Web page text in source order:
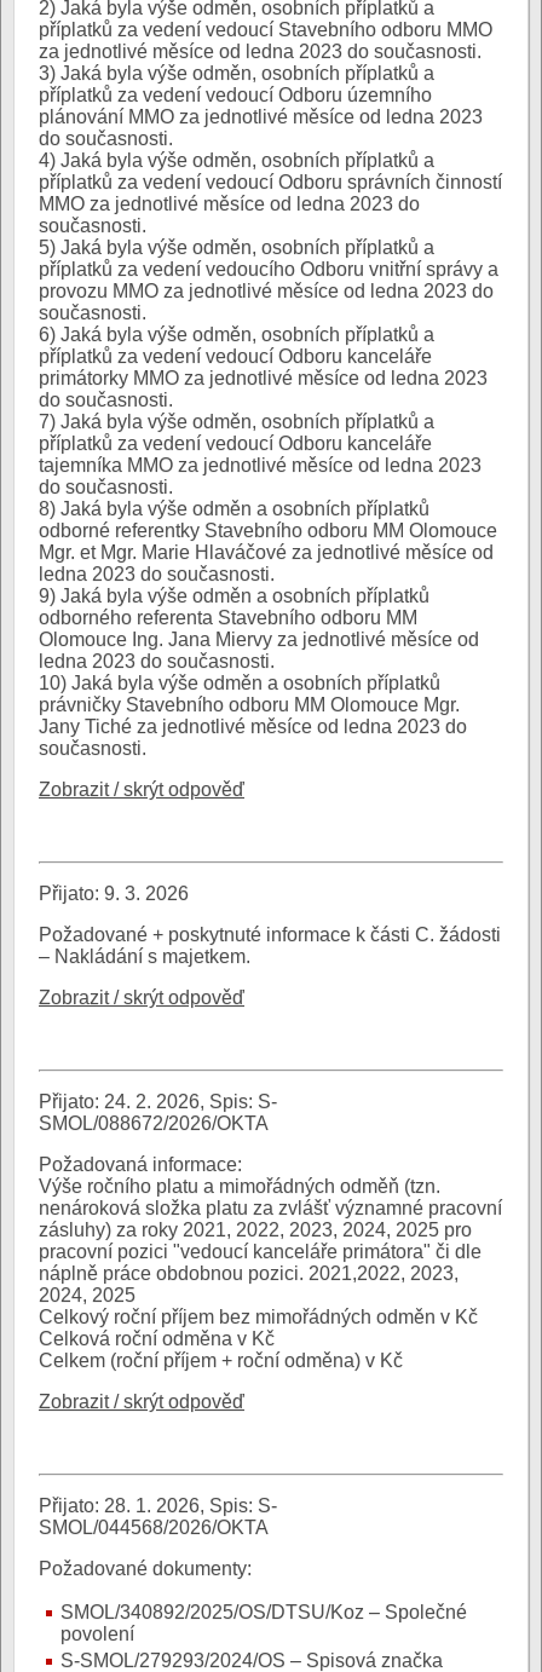
2) Jaká byla výše odměn, osobních příplatků a
příplatků za vedení vedoucí Stavebního odboru MMO
za jednotlivé měsíce od ledna 2023 do současnosti.
3) Jaká byla výše odměn, osobních příplatků a
příplatků za vedení vedoucí Odboru územního
plánování MMO za jednotlivé měsíce od ledna 2023
do současnosti.
4) Jaká byla výše odměn, osobních příplatků a
příplatků za vedení vedoucí Odboru správních činností
MMO za jednotlivé měsíce od ledna 2023 do
současnosti.
5) Jaká byla výše odměn, osobních příplatků a
příplatků za vedení vedoucího Odboru vnitřní správy a
provozu MMO za jednotlivé měsíce od ledna 2023 do
současnosti.
6) Jaká byla výše odměn, osobních příplatků a
příplatků za vedení vedoucí Odboru kanceláře
primátorky MMO za jednotlivé měsíce od ledna 2023
do současnosti.
7) Jaká byla výše odměn, osobních příplatků a
příplatků za vedení vedoucí Odboru kanceláře
tajemníka MMO za jednotlivé měsíce od ledna 2023
do současnosti.
8) Jaká byla výše odměn a osobních příplatků
odborné referentky Stavebního odboru MM Olomouce
Mgr. et Mgr. Marie Hlaváčové za jednotlivé měsíce od
ledna 2023 do současnosti.
9) Jaká byla výše odměn a osobních příplatků
odborného referenta Stavebního odboru MM
Olomouce Ing. Jana Miervy za jednotlivé měsíce od
ledna 2023 do současnosti.
10) Jaká byla výše odměn a osobních příplatků
právničky Stavebního odboru MM Olomouce Mgr.
Jany Tiché za jednotlivé měsíce od ledna 2023 do
současnosti.
Zobrazit / skrýt odpověď
Přijato: 9. 3. 2026
Požadované + poskytnuté informace k části C. žádosti
– Nakládání s majetkem.
Zobrazit / skrýt odpověď
Přijato: 24. 2. 2026, Spis: S-
SMOL/088672/2026/OKTA
Požadovaná informace:
Výše ročního platu a mimořádných odměň (tzn.
nenároková složka platu za zvlášť významné pracovní
zásluhy) za roky 2021, 2022, 2023, 2024, 2025 pro
pracovní pozici "vedoucí kanceláře primátora" či dle
náplně práce obdobnou pozici. 2021,2022, 2023,
2024, 2025
Celkový roční příjem bez mimořádných odměn v Kč
Celková roční odměna v Kč
Celkem (roční příjem + roční odměna) v Kč
Zobrazit / skrýt odpověď
Přijato: 28. 1. 2026, Spis: S-
SMOL/044568/2026/OKTA
Požadované dokumenty:
SMOL/340892/2025/OS/DTSU/Koz – Společné
povolení
S-SMOL/279293/2024/OS – Spisová značka